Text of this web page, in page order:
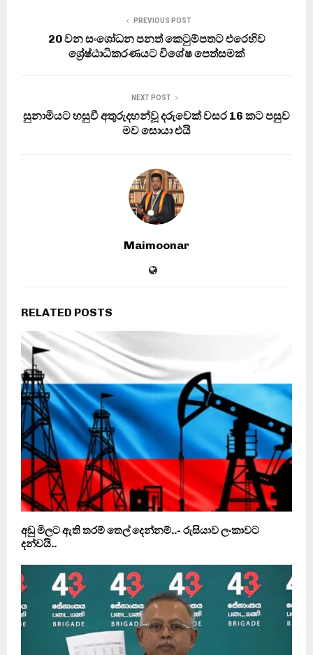
PREVIOUS POST
20 වන සංශෝධන පනත් කෙටුම්පතට එරෙහිව
ශ්‍රේෂ්ඨාධිකරණයට විශේෂ පෙත්සමක්
NEXT POST
සුනාමියට හසුවී අතුරුදහන්වූ දරුවෙක් වසර 16 කට පසුව
මව සොයා එයි
Maimoonar
RELATED POSTS
අඩු මිලට ඇති තරම් තෙල් දෙන්නම්..- රුසියාව ලංකාවට
දන්වයි..